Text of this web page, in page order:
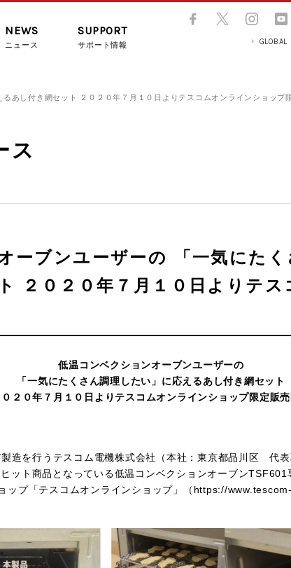
GLOBAL
NEWS
ニュース
SUPPORT
サポート情報
あし付き網セット ２０２０年７月１０日よりテスコムオンラインショップ
ス
ーブンユーザーの 「一気にた
２０２０年７月１０日よりテ
低温コンベクションオーブンユーザーの
「一気にたくさん調理したい」に応えるあし付き網セット
０２０年７月１０日よりテスコムオンラインショップ限定販
造を行うテスコム電機株式会社（本社：東京都品川区 代
ット商品となっている低温コンベクションオーブンTSF601
ップ「テスコムオンラインショップ」（ https://